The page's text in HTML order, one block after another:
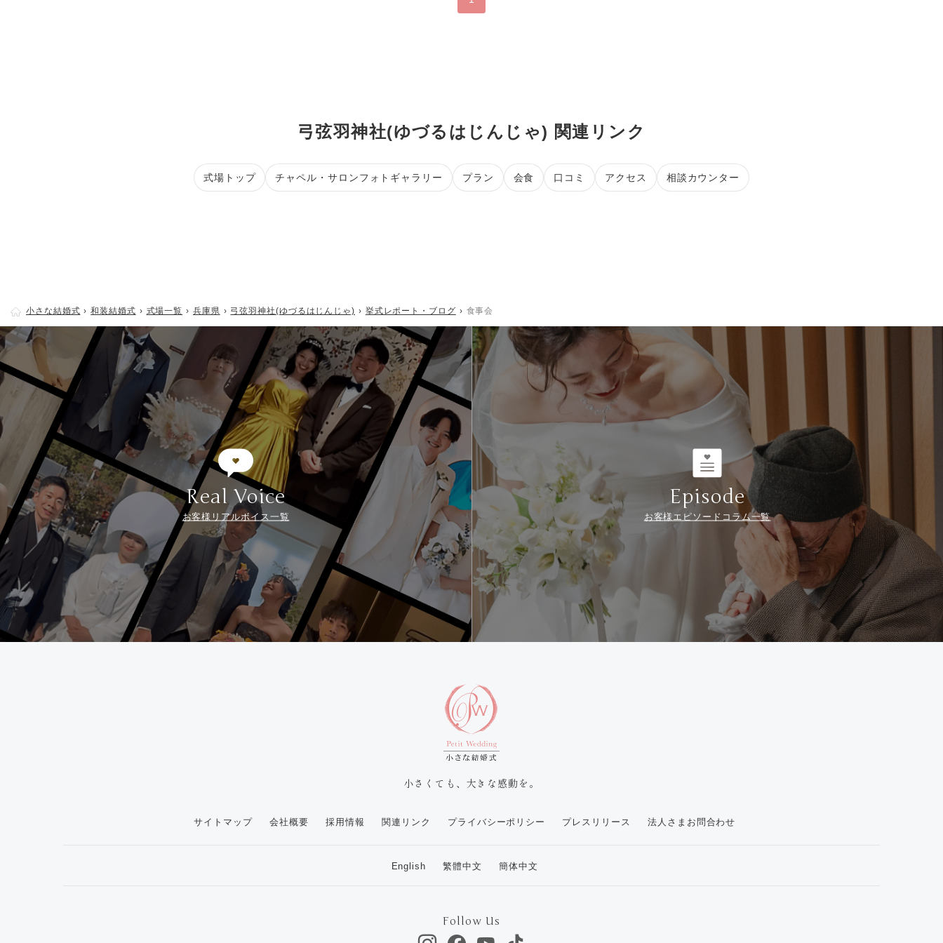
弓弦羽神社(ゆづるはじんじゃ) 関連リンク
式場トップ チャペル・サロンフォトギャラリー プラン 会食 口コミ アクセス 相談カウンター
小さな結婚式 和装結婚式 式場一覧 兵庫県 弓弦羽神社(ゆづるはじんじゃ) 挙式レポート・ブログ 食事会
Real Voice
お客様リアルボイス一覧
Episode
お客様エピソードコラム一覧
小さくても、大きな感動を。
サイトマップ 会社概要 採用情報 関連リンク プライバシーポリシー プレスリリース 法人さまお問合わせ
English 繁體中文 簡体中文
Follow Us